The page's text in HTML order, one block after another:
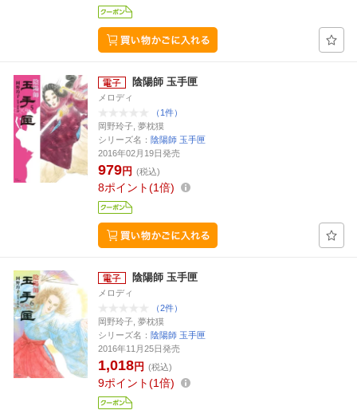
陰陽師 玉手匣
メロディ
（1件）
岡野玲子, 夢枕獏
シリーズ名： 陰陽師 玉手匣
2016年02月19日発売
979円 (税込)
8ポイント 1倍
陰陽師 玉手匣
メロディ
（2件）
岡野玲子, 夢枕獏
シリーズ名： 陰陽師 玉手匣
2016年11月25日発売
1,018円 (税込)
9ポイント 1倍